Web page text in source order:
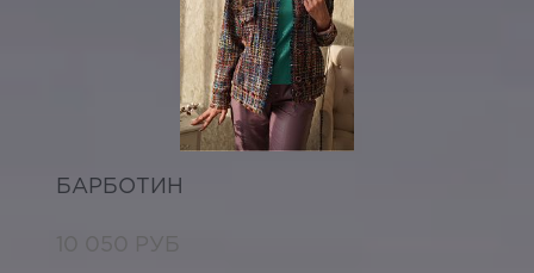
БАРБОТИН
10 050 РУБ